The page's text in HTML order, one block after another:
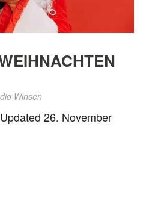
Winsen
Updated 26. November